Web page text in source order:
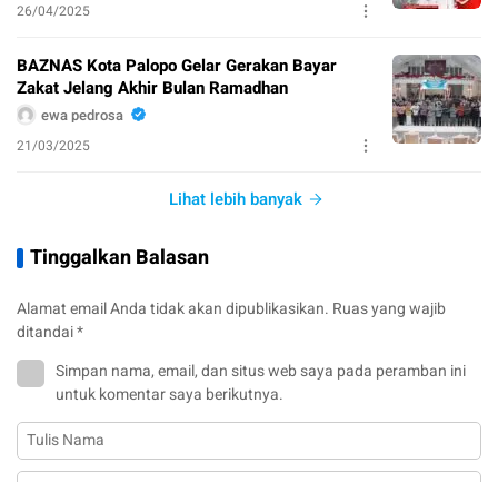
26/04/2025
BAZNAS Kota Palopo Gelar Gerakan Bayar
Zakat Jelang Akhir Bulan Ramadhan
ewa pedrosa
21/03/2025
Lihat lebih banyak
Tinggalkan Balasan
Alamat email Anda tidak akan dipublikasikan. Ruas yang wajib
ditandai*
Simpan nama, email, dan situs web saya pada peramban ini
untuk komentar saya berikutnya.